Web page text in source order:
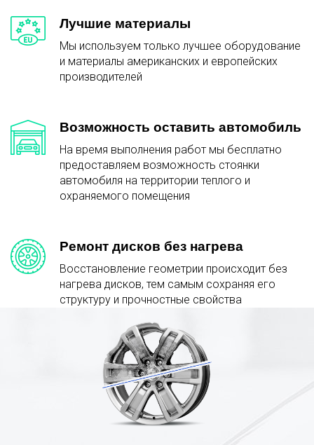
Лучшие материалы
Мы используем только лучшее оборудование
и материалы американских и европейских
производителей
Возможность оставить автомобиль
На время выполнения работ мы бесплатно
предоставляем возможность стоянки
автомобиля на территории теплого и
охраняемого помещения
Ремонт дисков без нагрева
Восстановление геометрии происходит без
нагрева дисков, тем самым сохраняя его
структуру и прочностные свойства